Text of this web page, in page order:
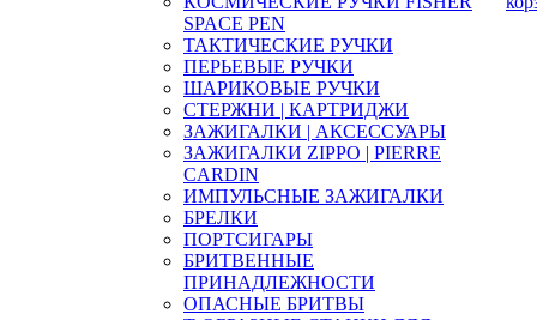
SPACE PEN
ТАКТИЧЕСКИЕ РУЧКИ
ПЕРЬЕВЫЕ РУЧКИ
ШАРИКОВЫЕ РУЧКИ
СТЕРЖНИ | КАРТРИДЖИ
ЗАЖИГАЛКИ | АКСЕССУАРЫ
ЗАЖИГАЛКИ ZIPPO | PIERRE
CARDIN
ИМПУЛЬСНЫЕ ЗАЖИГАЛКИ
БРЕЛКИ
ПОРТСИГАРЫ
БРИТВЕННЫЕ
ПРИНАДЛЕЖНОСТИ
ОПАСНЫЕ БРИТВЫ